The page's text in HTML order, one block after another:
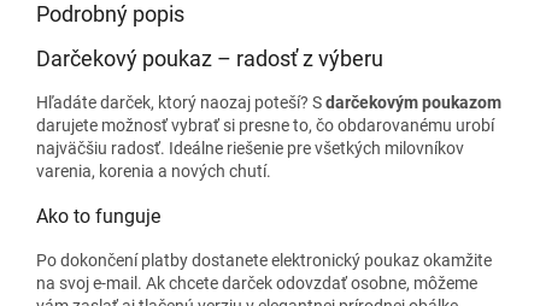
Podrobný popis
Darčekový poukaz – radosť z výberu
Hľadáte darček, ktorý naozaj poteší? Sdarčekovým poukazom
darujete možnosť vybrať si presne to, čo obdarovanému urobí
najväčšiu radosť. Ideálne riešenie pre všetkých milovníkov
varenia, korenia a nových chutí.
Ako to funguje
Po dokončení platby dostanete elektronický poukaz okamžite
na svoj e-mail. Ak chcete darček odovzdať osobne, môžeme